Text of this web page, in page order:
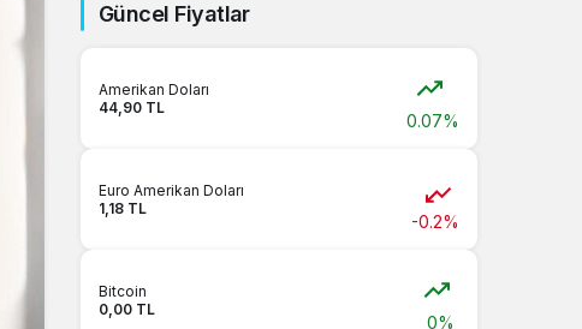
Güncel Fiyatlar
Amerikan Doları
44,90 TL
0.07%
Euro Amerikan Doları
1,18 TL
-0.2%
Bitcoin
0,00 TL
0%